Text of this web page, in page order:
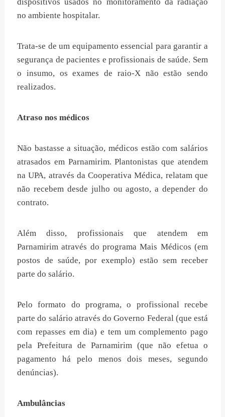
no ambiente hospitalar.
Trata-se de um equipamento essencial para garantir a
segurança de pacientes e profissionais de saúde. Sem
o insumo, os exames de raio-X não estão sendo
realizados.
Atraso nos médicos
Não bastasse a situação, médicos estão com salários
atrasados em Parnamirim. Plantonistas que atendem
na UPA, através da Cooperativa Médica, relatam que
não recebem desde julho ou agosto, a depender do
contrato.
Além disso, profissionais que atendem em
Parnamirim através do programa Mais Médicos (em
postos de saúde, por exemplo) estão sem receber
parte do salário.
Pelo formato do programa, o profissional recebe
parte do salário através do Governo Federal (que está
com repasses em dia) e tem um complemento pago
pela Prefeitura de Parnamirim (que não efetua o
pagamento há pelo menos dois meses, segundo
denúncias).
Ambulâncias